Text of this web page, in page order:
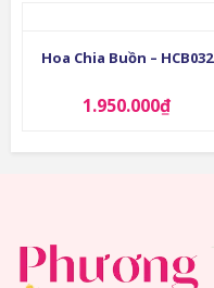
Hoa Chia Buồn – HCB032
1.950.000₫